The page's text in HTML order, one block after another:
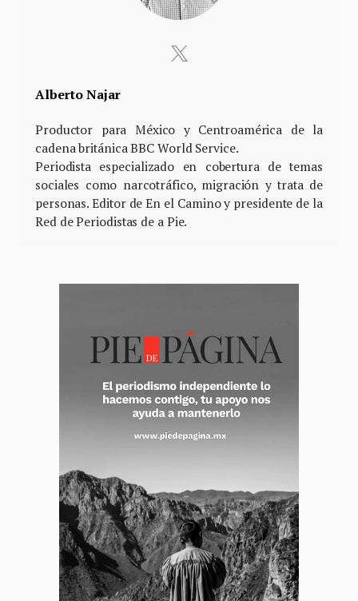
Alberto Najar
Productor para México y Centroamérica de la
cadena británica BBC World Service.
Periodista especializado en cobertura de temas
sociales como narcotráfico, migración y trata de
personas. Editor de En el Camino y presidente de la
Red de Periodistas de a Pie.